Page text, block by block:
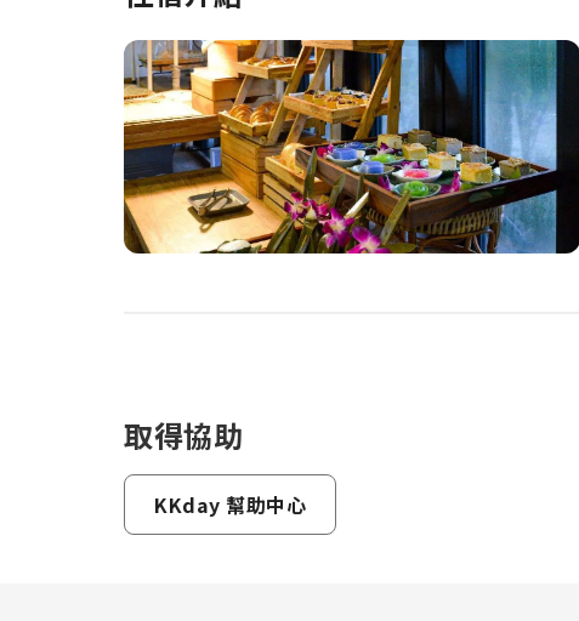
取得協助
KKday 幫助中心